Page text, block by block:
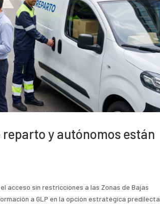
y autónomos están
acceso sin restricciones a las Zonas de Bajas
a GLP en la opción estratégica predilecta